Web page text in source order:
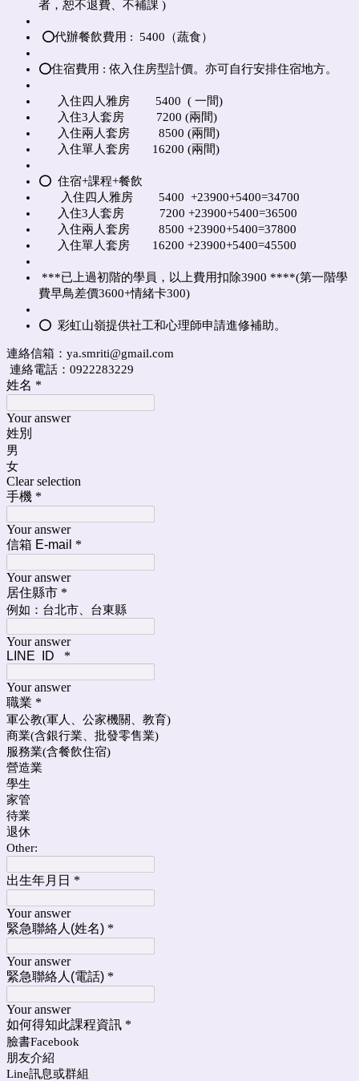
者，恕不退費、不補課 )
⭕️代辦餐飲費用 : 5400（蔬食）
⭕️住宿費用 : 依入住房型計價。亦可自行安排住宿地方。
入住四人雅房 5400 ( 一間)
入住3人套房 7200 (兩間)
入住兩人套房 8500 (兩間)
入住單人套房 16200 (兩間)
⭕️ 住宿+課程+餐飲
入住四人雅房 5400 +23900+5400=34700
入住3人套房 7200 +23900+5400=36500
入住兩人套房 8500 +23900+5400=37800
入住單人套房 16200 +23900+5400=45500
***已上過初階的學員，以上費用扣除3900 ****(第一階學
費早鳥差價3600+情緒卡300)
⭕️ 彩虹山嶺提供社工和心理師申請進修補助。
連絡信箱：ya.smriti@gmail.com
連絡電話：0922283229
姓名 *
Your answer
姓別
男
女
Clear selection
手機 *
Your answer
信箱 E-mail *
Your answer
居住縣市 *
例如：台北市、台東縣
Your answer
LINE ID
*
Your answer
職業 *
軍公教(軍人、公家機關、教育)
商業(含銀行業、批發零售業)
服務業(含餐飲住宿)
營造業
學生
家管
待業
退休
Other:
出生年月日 *
Your answer
緊急聯絡人(姓名) *
Your answer
緊急聯絡人(電話) *
Your answer
如何得知此課程資訊 *
臉書Facebook
朋友介紹
Line訊息或群組